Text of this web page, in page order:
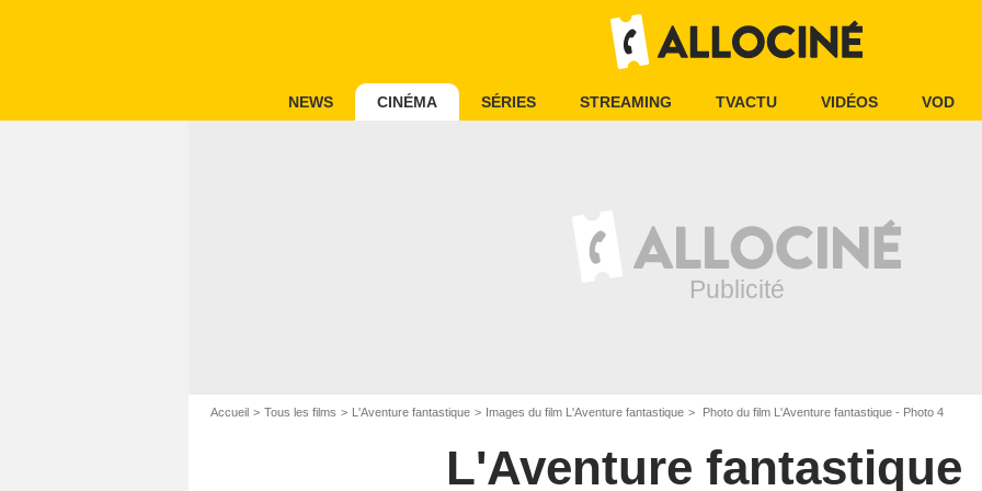
NEWS CINÉMA SÉRIES STREAMING TVACTU VIDÉOS VOD
Accueil Tous les films L'Aventure fantastique Images du film L'Aventure fantastique Photo du film L'Aventure fantastique - Photo 4
L'Aventure fantastique